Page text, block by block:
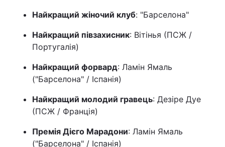
Найкращий жіночий клуб: "Барселона"
Найкращий півзахисник: Вітінья (ПСЖ /
Португалія)
Найкращий форвард: Ламін Ямаль
("Барселона" / Іспанія)
Найкращий молодий гравець: Дезіре Дуе
(ПСЖ / Франція)
Премія Дієго Марадони: Ламін Ямаль
("Барселона" / Іспанія)